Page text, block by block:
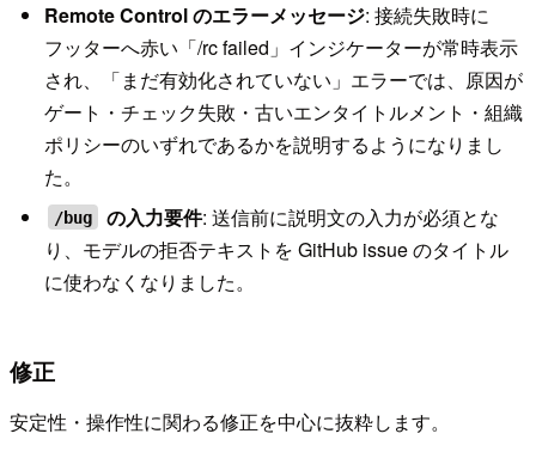
Remote Control のエラーメッセージ: 接続失敗時に
フッターへ赤い「/rc failed」インジケーターが常時表示
され、「まだ有効化されていない」エラーでは、原因が
ゲート・チェック失敗・古いエンタイトルメント・組織
ポリシーのいずれであるかを説明するようになりまし
た。
/bug の入力要件: 送信前に説明文の入力が必須とな
り、モデルの拒否テキストを GitHub issue のタイトル
に使わなくなりました。
修正
安定性・操作性に関わる修正を中心に抜粋します。